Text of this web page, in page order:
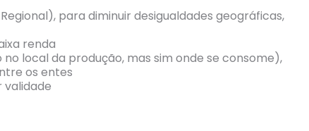
para diminuir desigualdades geográficas,
renda
local da produção, mas sim onde se consome),
os entes
validade